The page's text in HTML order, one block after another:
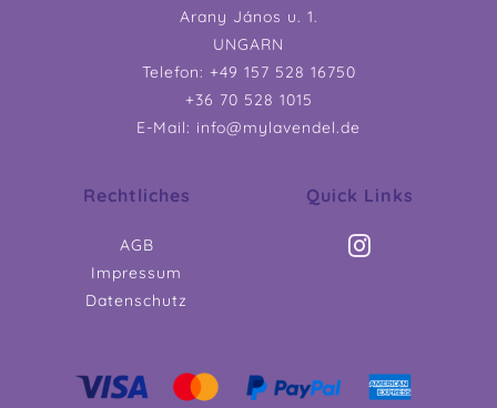
Arany János u. 1.
UNGARN
Telefon: +49 157 528 16750
+36 70 528 1015
E-Mail: info@mylavendel.de
Rechtliches
AGB
Impressum
Datenschutz
Quick Links